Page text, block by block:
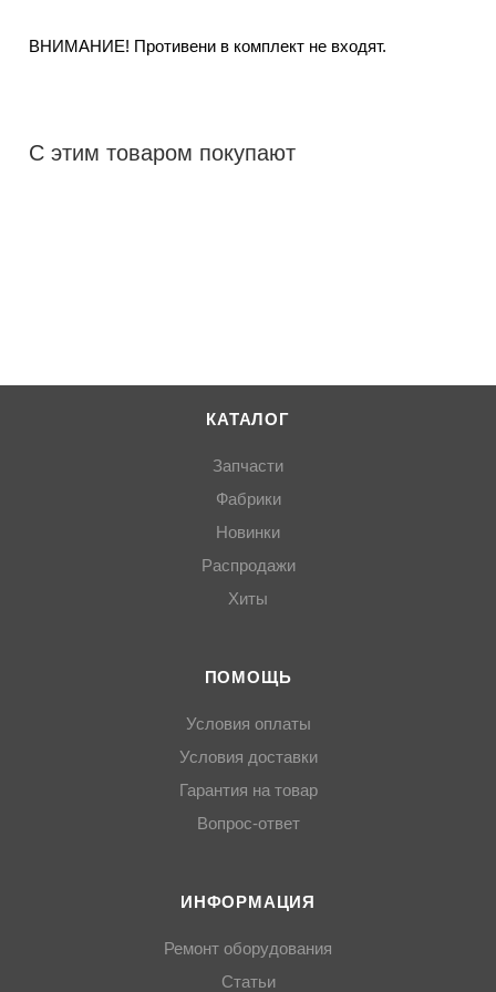
ВНИМАНИЕ! Противени в комплект не входят.
С этим товаром покупают
КАТАЛОГ
Запчасти
Фабрики
Новинки
Распродажи
Хиты
ПОМОЩЬ
Условия оплаты
Условия доставки
Гарантия на товар
Вопрос-ответ
ИНФОРМАЦИЯ
Ремонт оборудования
Статьи